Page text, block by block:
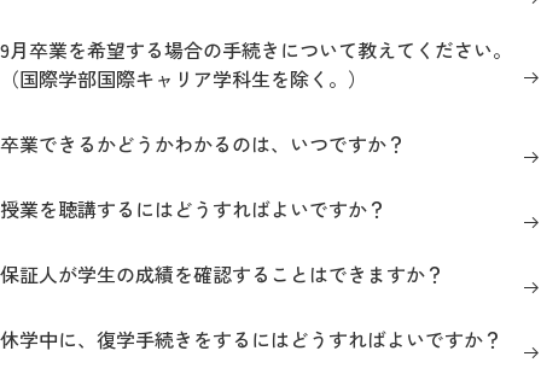
MGグッズ オンラインショップ
案内
9月卒業を希望する場合の手続きについて教えてください。
（国際学部国際キャリア学科生を除く。）
卒業できるかどうかわかるのは、いつですか？
授業を聴講するにはどうすればよいですか？
保証人が学生の成績を確認することはできますか？
休学中に、復学手続きをするにはどうすればよいですか？